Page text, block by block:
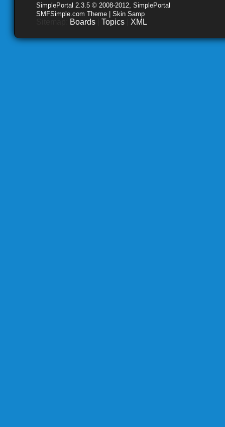
SimplePortal 2.3.5 © 2008-2012, SimplePortal
SMFSimple.com Theme | Skin Samp
Boards Topics XML